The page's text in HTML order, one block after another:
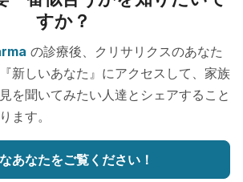
すか？
の診療後、クリサリクスのあなた
新しいあなた』にアクセスして、家族
を聞いてみたい人達とシェアすること
ます。
あなたをご覧ください！